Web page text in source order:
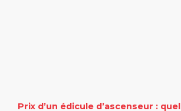
Prix d’un édicule d’ascenseur : quel